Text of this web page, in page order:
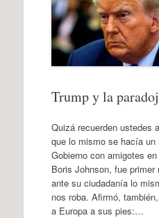
Trump y la
Quizá recuerden ustedes
que lo mismo se hacía
Gobierno con amigotes
Boris Johnson, fue
ante su ciudadanía lo
nos roba. Afirmó,
a Europa a sus pies:…